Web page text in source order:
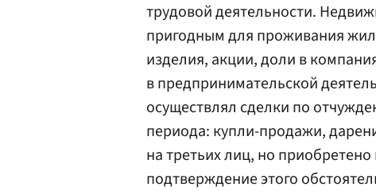
трудовой деятельности.
пригодным для проживания
изделия, акции, доли в
в предпринимательской
осуществлял сделки по
периода: купли-продажи,
на третьих лиц, но
подтверждение этого